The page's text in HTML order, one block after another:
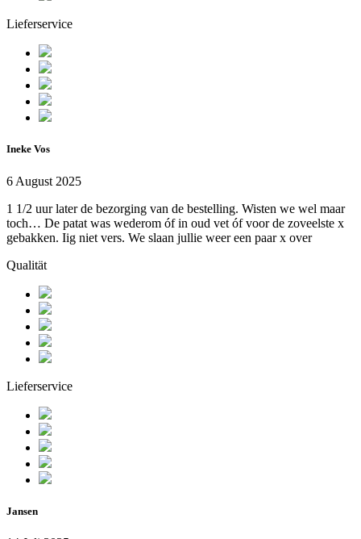
Lieferservice
Ineke Vos
6 August 2025
1 1/2 uur later de bezorging van de bestelling. Wisten we wel maar
toch… De patat was wederom óf in oud vet óf voor de zoveelste x
gebakken. Iig niet vers. We slaan jullie weer een paar x over
Qualität
Lieferservice
Jansen